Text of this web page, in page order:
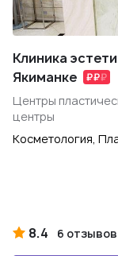
Клиника
Якиманке
Центры
центры
Косметология,
8.4 6 отзывов